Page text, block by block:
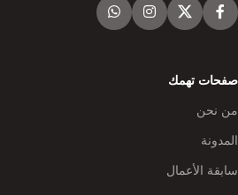
صفحات تهمك
من نحن
المدونة
سابقة الأعمال